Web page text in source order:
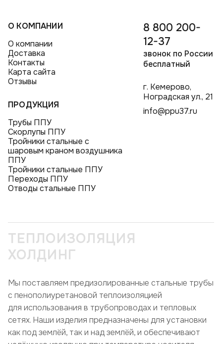
О КОМПАНИИ
О компании
Доставка
Контакты
Карта сайта
Отзывы
ПРОДУКЦИЯ
Трубы ППУ
Скорлупы ППУ
Тройники стальные с
шаровым краном воздушника
ППУ
Тройники стальные ППУ
Переходы ППУ
Отводы стальные ППУ
8 800 200-
12-37
звонок по России
бесплатный
г. Кемерово,
Ноградская ул., 21
info@ppu37.ru
ТЕПЛОИЗОЛЯЦИЯ
ХОЛДИНГ
Мы поставляем предизолированные стальные трубы
с пенополиуретановой теплоизоляцией
для использования в трубопроводах и тепловых
сетях. Наши изделия предназначены для установки
как под землёй, так и над землёй, и обеспечивают